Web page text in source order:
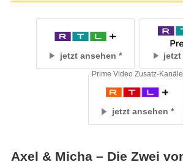
jetzt ansehen jetzt
jetzt ansehen
Prime Video Zusatz-Kanäle
Axel & Micha – Die Zwei